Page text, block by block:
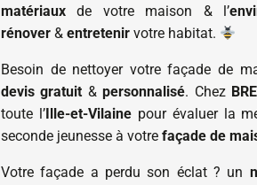
matériaux de votre maison & l’
rénover & entretenir votre habitat.
Besoin de nettoyer votre façade de
devis gratuit &personnalisé. Chez
toute l’Ille-et-Vilainepour évaluer la
seconde jeunesse à votre façade de
Votre façade a perdu son éclat ? un